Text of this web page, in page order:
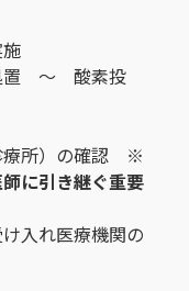
置 ～ 酸素投
所）の確認
※
に引き継ぐ重要
れ医療機関の